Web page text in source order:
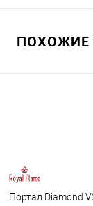
ПОХОЖИЕ
Портал Diamond